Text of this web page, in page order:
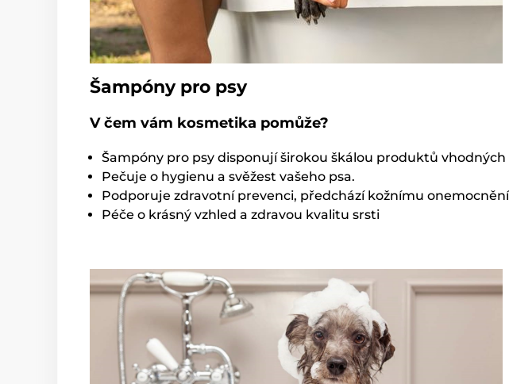
Šampóny pro psy
V čem vám kosmetika pomůže?
Šampóny pro psy disponují širokou škálou produktů
Pečuje o hygienu a svěžest vašeho psa.
Podporuje zdravotní prevenci, předchází kožnímu
Péče o krásný vzhled a zdravou kvalitu srsti